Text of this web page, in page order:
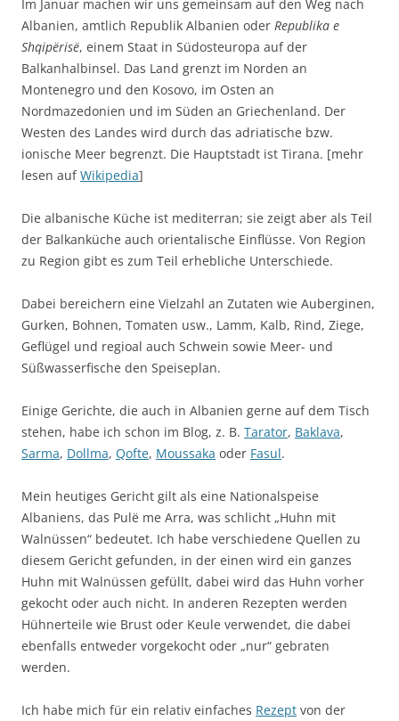
Im Januar machen wir uns gemeinsam auf den Weg nach
Albanien, amtlich Republik Albanien oder Republika e
Shqipërisë, einem Staat in Südosteuropa auf der
Balkanhalbinsel. Das Land grenzt im Norden an
Montenegro und den Kosovo, im Osten an
Nordmazedonien und im Süden an Griechenland. Der
Westen des Landes wird durch das adriatische bzw.
ionische Meer begrenzt. Die Hauptstadt ist Tirana. [mehr
lesen aufWikipedia]
Die albanische Küche ist mediterran; sie zeigt aber als Teil
der Balkanküche auch orientalische Einflüsse. Von Region
zu Region gibt es zum Teil erhebliche Unterschiede.
Dabei bereichern eine Vielzahl an Zutaten wie Auberginen,
Gurken, Bohnen, Tomaten usw., Lamm, Kalb, Rind, Ziege,
Geflügel und regioal auch Schwein sowie Meer- und
Süßwasserfische den Speiseplan.
Einige Gerichte, die auch in Albanien gerne auf dem Tisch
stehen, habe ich schon im Blog, z. B. Tarator, Baklava,
Sarma, Dollma, Qofte, Moussaka oder Fasul.
Mein heutiges Gericht gilt als eine Nationalspeise
Albaniens, das Pulë me Arra, was schlicht „Huhn mit
Walnüssen“ bedeutet. Ich habe verschiedene Quellen zu
diesem Gericht gefunden, in der einen wird ein ganzes
Huhn mit Walnüssen gefüllt, dabei wird das Huhn vorher
gekocht oder auch nicht. In anderen Rezepten werden
Hühnerteile wie Brust oder Keule verwendet, die dabei
ebenfalls entweder vorgekocht oder „nur“ gebraten
werden.
Ich habe mich für ein relativ einfaches Rezept von der